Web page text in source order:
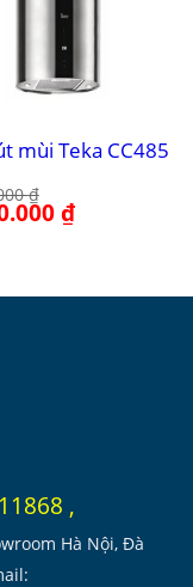
mùi Teka CC485
₫
₫Giá
hiện
,
Hà Nội, Đà